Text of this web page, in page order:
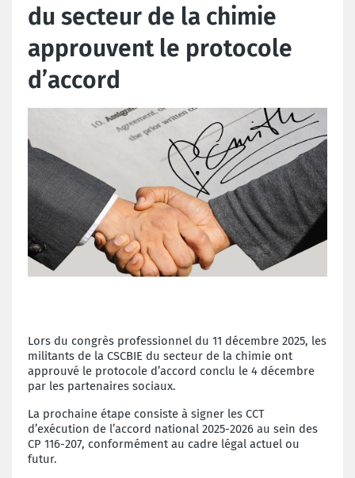
du secteur de la chimie
approuvent le protocole
d’accord
Lors du congrès professionnel du 11 décembre 2025, les
militants de la CSCBIE du secteur de la chimie ont
approuvé le protocole d’accord conclu le 4 décembre
par les partenaires sociaux.
La prochaine étape consiste à signer les CCT
d’exécution de l’accord national 2025-2026 au sein des
CP 116-207, conformément au cadre légal actuel ou
futur.